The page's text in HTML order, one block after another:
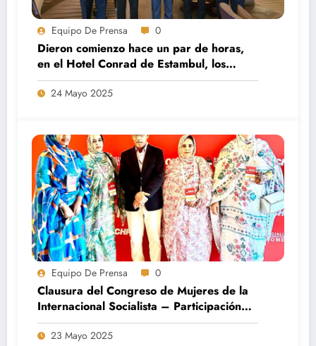
Equipo De Prensa 0
Dieron comienzo hace un par de horas,
en el Hotel Conrad de Estambul, los
trabajos del Consejo de la Internacional
Socialista.
24 Mayo 2025
Equipo De Prensa 0
Clausura del Congreso de Mujeres de la
Internacional Socialista – Participación
activa del Movimiento Saharaui por la Paz
23 Mayo 2025